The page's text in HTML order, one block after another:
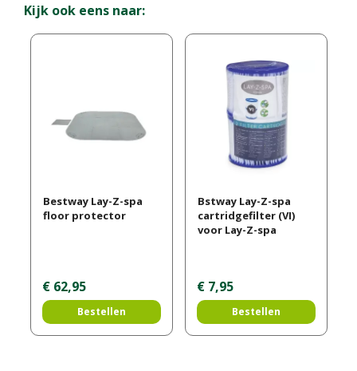
Kijk ook eens naar:
Bestway Lay-Z-spa
floor protector
€ 62,95
Bestellen
Bstway Lay-Z-spa
cartridgefilter (VI)
voor Lay-Z-spa
€ 7,95
Bestellen